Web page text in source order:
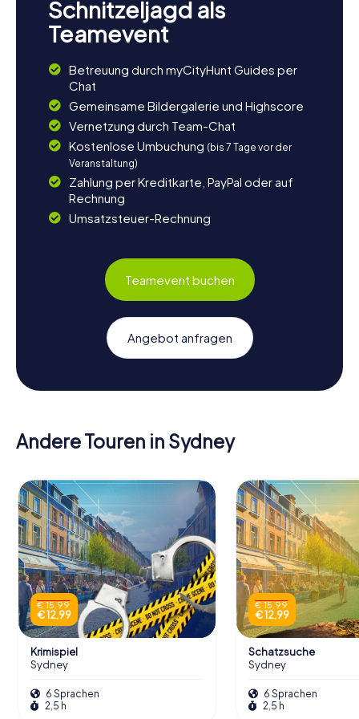
Schnitzeljagd als
Teamevent
Betreuung durch myCityHunt Guides per
Chat
Gemeinsame Bildergalerie und Highscore
Vernetzung durch Team-Chat
Kostenlose Umbuchung (bis 7 Tage vor der
Veranstaltung)
Zahlung per Kreditkarte, PayPal oder auf
Rechnung
Umsatzsteuer-Rechnung
Teamevent buchen
Angebot anfragen
Andere Touren in Sydney
€ 15,99
€ 12,99
Krimispiel
Sydney
6 Sprachen
2,5 h
€ 15,99
€ 12,99
Schatzsuche
Sydney
6 Sprachen
2,5 h